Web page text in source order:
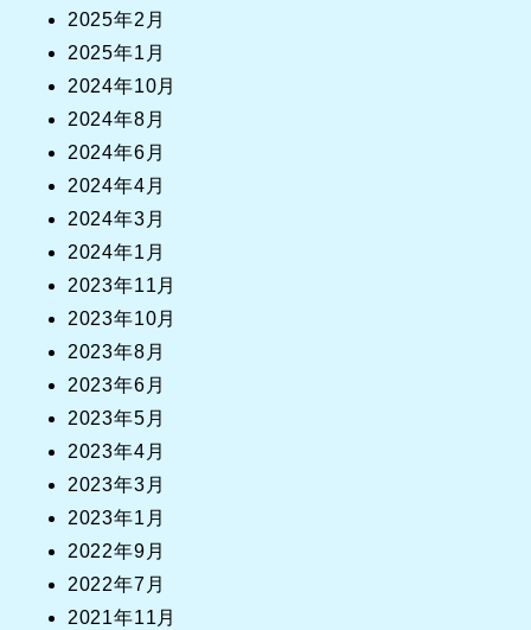
2025年2月
2025年1月
2024年10月
2024年8月
2024年6月
2024年4月
2024年3月
2024年1月
2023年11月
2023年10月
2023年8月
2023年6月
2023年5月
2023年4月
2023年3月
2023年1月
2022年9月
2022年7月
2021年11月